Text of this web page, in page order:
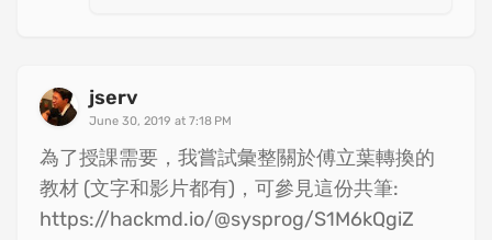
jserv
June 30, 2019 at 7:18 PM
為了授課需要，我嘗試彙整關於傅立葉轉換的
教材 (文字和影片都有)，可參見這份共筆:
https://hackmd.io/@sysprog/S1M6kQgiZ